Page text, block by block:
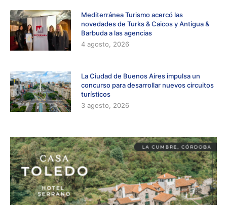
Mediterránea Turismo acercó las
novedades de Turks & Caicos y Antigua &
Barbuda a las agencias
4 agosto, 2026
La Ciudad de Buenos Aires impulsa un
concurso para desarrollar nuevos circuitos
turísticos
3 agosto, 2026